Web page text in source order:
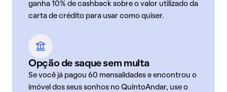
ganha 10% de cashback sobre o valor utilizado da
carta de crédito para usar como quiser.
Opção de saque sem multa
Se você já pagou 60 mensalidades e encontrou o
imóvel dos seus sonhos no QuintoAndar, use o